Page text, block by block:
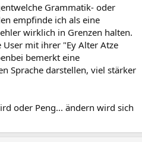
Grammatik- oder
empfinde ich als eine
wirklich in Grenzen halten.
mit ihrer "Ey Alter Atze
bemerkt eine
Sprache darstellen, viel stärker
oder Peng... ändern wird sich